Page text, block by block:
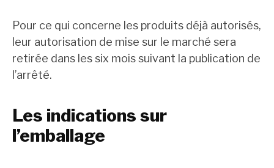
Pour ce qui concerne les produits déjà autorisés,
leur autorisation de mise sur le marché sera
retirée dans les six mois suivant la publication de
l’arrêté.
Les indications sur
l’emballage